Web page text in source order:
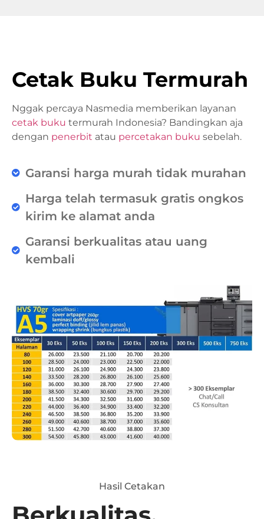
Cetak Buku Termurah
Nggak percaya Nasmedia memberikan layanan
cetak buku termurah Indonesia? Bandingkan aja
dengan penerbit atau percetakan buku sebelah.
Garansi harga murah tidak murahan
Harga telah termasuk gratis ongkos
kirim ke alamat anda
Garansi berkualitas atau uang
kembali
Hasil Cetakan